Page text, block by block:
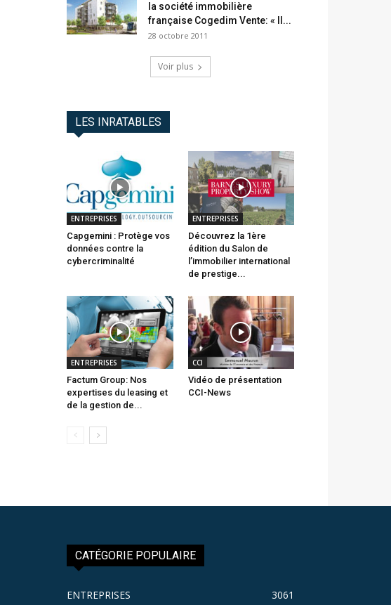
la société immobilière
française Cogedim Vente: « Il...
28 octobre 2011
Voir plus
LES INRATABLES
ENTREPRISES
Capgemini : Protège vos
données contre la
cybercriminalité
ENTREPRISES
Découvrez la 1ère
édition du Salon de
l’immobilier international
de prestige...
ENTREPRISES
Factum Group: Nos
expertises du leasing et
de la gestion de...
CCI
Vidéo de présentation
CCI-News
CATÉGORIE POPULAIRE
ENTREPRISES 3061